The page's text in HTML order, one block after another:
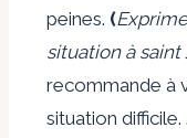
peines. (
situation à saint
recommande à
situation